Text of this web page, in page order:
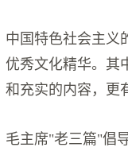
中国特色社会主义
优秀文化精华。其
和充实的内容，更
毛主席"老三篇"倡